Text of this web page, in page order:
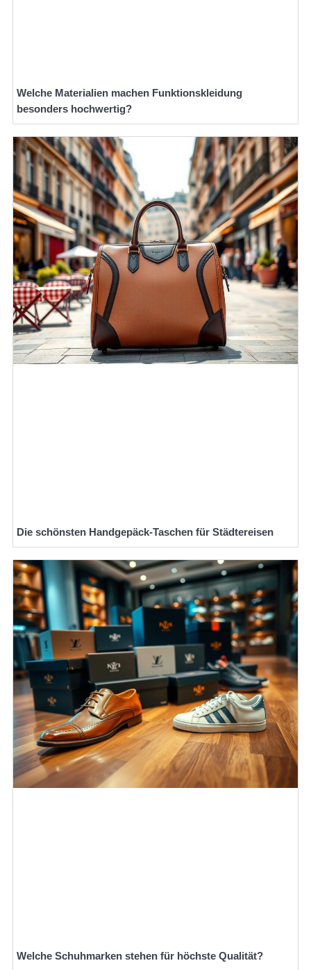
Welche Materialien machen Funktionskleidung
besonders hochwertig?
Die schönsten Handgepäck-Taschen für Städtereisen
Welche Schuhmarken stehen für höchste Qualität?